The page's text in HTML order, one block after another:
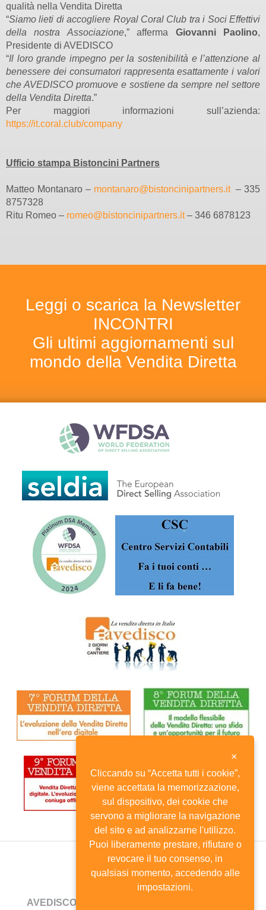
qualità nella Vendita Diretta
“Siamo lieti di accogliere Royal Coral Club tra i Soci Effettivi
della nostra Associazione,” afferma Giovanni Paolino,
Presidente di AVEDISCO
“Il loro grande impegno per la sostenibilità e l’attenzione al
benessere dei consumatori rappresenta esattamente i valori
che AVEDISCO promuove e sostiene da sempre nel settore
della Vendita Diretta.”
Per maggiori informazioni sull’azienda:
https://it.coral.club/company
Ufficio stampa Bistoncini Partners
Matteo Montanaro – montanaro@bistoncinipartners.it– 335
8757328
Ritu Romeo – romeo@bistoncinipartners.it– 346 6878123
Leggi o scarica la Newsletter
INCONTRI
Gli ultimi aggiornamenti sul
mondo della Vendita Diretta
AVEDISCO
×
Cliccando su “Accetta tutti i cookie”,
viene accettata la memorizzazione,
sul dispositivo, dei cookie che
servono a migliorare la navigazione
del sito e ad analizzarne l'utilizzo.
Puoi liberamente prestare, rifiutare o
revocare il tuo consenso, in
qualsiasi momento, accedendo alle
impostazioni.